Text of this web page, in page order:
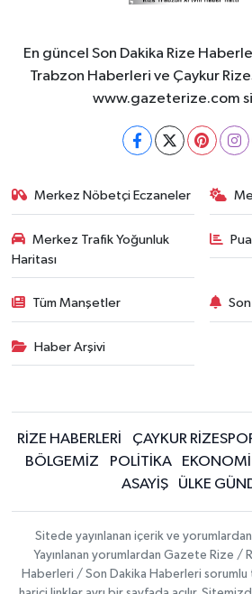
En güncel Son Dakika Rize
Trabzon Haberleri ve Çaykur
www.gazeterize.com
Merkez Nöbetçi Eczaneler
Merkez Trafik Yoğunluk
Haritası
Tüm Manşetler
Haber Arşivi
RİZE HABERLERİ ÇAYKUR
BÖLGEMİZ
POLİTİKA EKONOMİ
ASAYİŞ
ÜLKE
Sitede yayınlanan içerik ve
Yayınlanan yorumlardan Gazete Rize /
Haberleri / Son Dakika Haberleri